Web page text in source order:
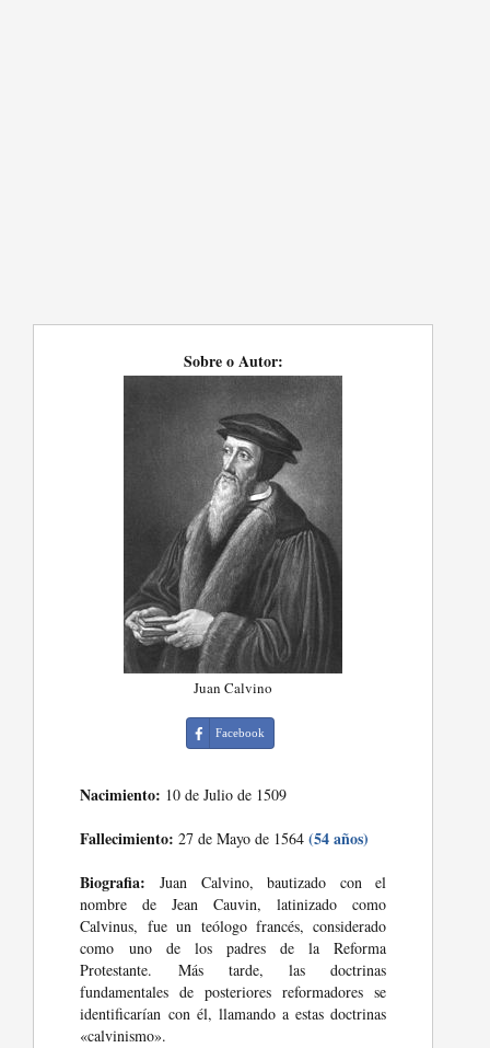
Sobre o Autor:
Juan Calvino
Facebook
Nacimiento: 10 de Julio de 1509
Fallecimiento: 27 de Mayo de 1564(54 años)
Biografia: Juan Calvino, bautizado con el
nombre de Jean Cauvin, latinizado como
Calvinus, fue un teólogo francés, considerado
como uno de los padres de la Reforma
Protestante. Más tarde, las doctrinas
fundamentales de posteriores reformadores se
identificarían con él, llamando a estas doctrinas
«calvinismo».